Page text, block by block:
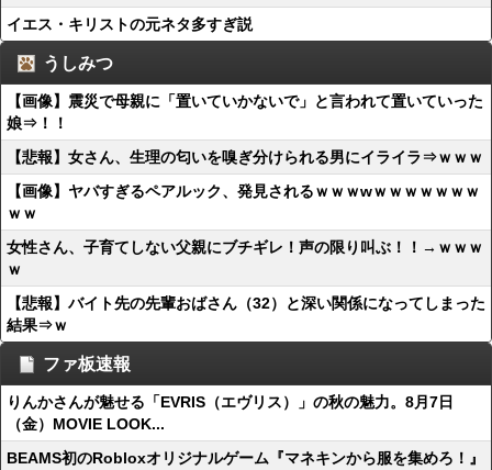
イエス・キリストの元ネタ多すぎ説
うしみつ
【画像】震災で母親に「置いていかないで」と言われて置いていった
娘⇒！！
【悲報】女さん、生理の匂いを嗅ぎ分けられる男にイライラ⇒ｗｗｗ
【画像】ヤバすぎるペアルック、発見されるｗｗｗwｗｗｗｗｗｗｗ
ｗｗ
女性さん、子育てしない父親にブチギレ！声の限り叫ぶ！！→ｗｗｗ
ｗ
【悲報】バイト先の先輩おばさん（32）と深い関係になってしまった
結果⇒ｗ
ファ板速報
りんかさんが魅せる「EVRIS（エヴリス）」の秋の魅力。8月7日
（金）MOVIE LOOK...
BEAMS初のRobloxオリジナルゲーム『マネキンから服を集めろ！』